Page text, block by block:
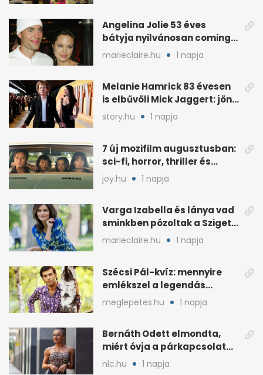
Angelina Jolie 53 éves
bátyja nyilvánosan coming
outolt, volt felesége
marieclaire.hu 1 napja
Melanie Hamrick 83 évesen
is elbűvöli Mick Jaggert: jön
az esküvő?
story.hu 1 napja
7 új mozifilm augusztusban:
sci-fi, horror, thriller és
könnyedebb címek
joy.hu 1 napja
Varga Izabella és lánya vad
sminkben pózoltak a Sziget
előtt
marieclaire.hu 1 napja
Szécsi Pál-kvíz: mennyire
emlékszel a legendás
énekes történetére?
meglepetes.hu 1 napja
Bernáth Odett elmondta,
miért óvja a párkapcsolatát
a nyilvánosságtól
nlc.hu 1 napja